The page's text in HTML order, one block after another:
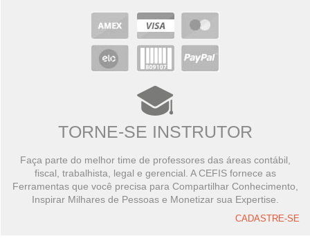
TORNE-SE INSTRUTOR
Faça parte do melhor time de professores das áreas contábil,
fiscal, trabalhista, legal e gerencial. A CEFIS fornece as
Ferramentas que você precisa para Compartilhar Conhecimento,
Inspirar Milhares de Pessoas e Monetizar sua Expertise.
CADASTRE-SE